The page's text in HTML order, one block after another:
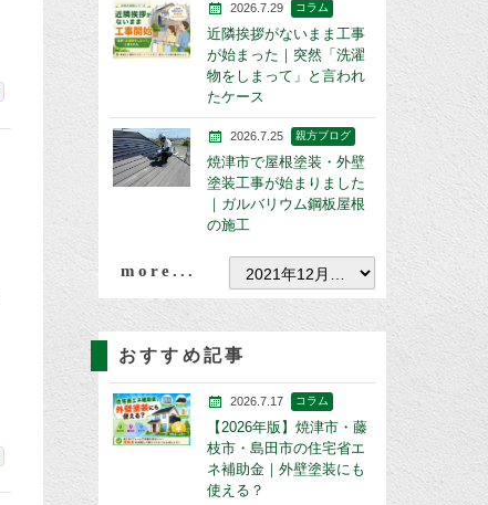
2026.7.29 コラム
近隣挨拶がないまま工事
が始まった｜突然「洗濯
物をしまって」と言われ
たケース
2026.7.25 親方ブログ
焼津市で屋根塗装・外壁
塗装工事が始まりました
｜ガルバリウム鋼板屋根
の施工
more...
おすすめ記事
2026.7.17 コラム
【2026年版】焼津市・藤
枝市・島田市の住宅省エ
ネ補助金｜外壁塗装にも
使える？